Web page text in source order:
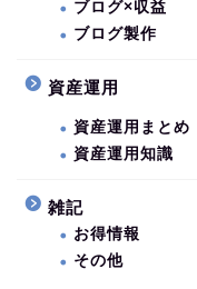
ブログ×収益
ブログ製作
資産運用
資産運用まとめ
資産運用知識
雑記
お得情報
その他